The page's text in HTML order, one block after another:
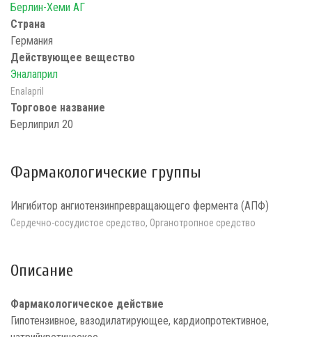
Берлин-Хеми АГ
Страна
Германия
Действующее вещество
Эналаприл
Enalapril
Торговое название
Берлиприл 20
Фармакологические группы
Ингибитор ангиотензинпревращающего фермента (АПФ)
Сердечно-сосудистое средство, Органотропное средство
Описание
Фармакологическое действие
Гипотензивное, вазодилатирующее, кардиопротективное,